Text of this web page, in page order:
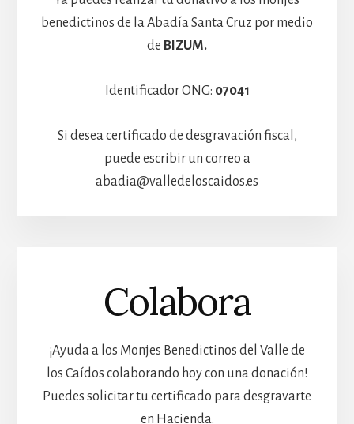
benedictinos de la Abadía Santa Cruz por medio
de BIZUM.
Identificador ONG: 07041
Si desea certificado de desgravación fiscal,
puede escribir un correo a
abadia@valledeloscaidos.es
Colabora
¡Ayuda a los Monjes Benedictinos del Valle de
los Caídos colaborando hoy con una donación!
Puedes solicitar tu certificado para desgravarte
en Hacienda.